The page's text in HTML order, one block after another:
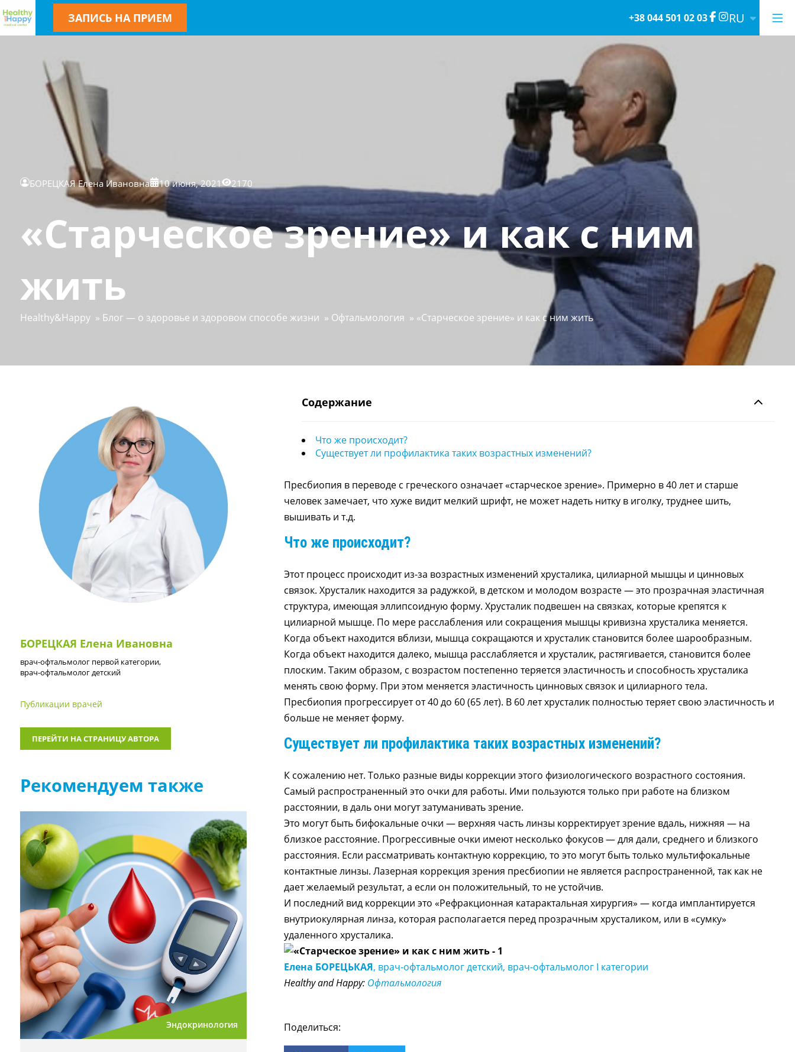
ЗАПИСЬ НА ПРИЕМ +38 044 501 02 03 RU
БОРЕЦКАЯ Елена Ивановна 10 июня, 2021 2170
«Старческое зрение» и как с ним
жить
Healthy&Happy » Блог — о здоровье и здоровом способе жизни » Офтальмология » «Старческое зрение» и как с ним жить
БОРЕЦКАЯ Елена Ивановна
врач-офтальмолог первой категории,
врач-офтальмолог детский
Публикации врачей
ПЕРЕЙТИ НА СТРАНИЦУ АВТОРА
Рекомендуем также
Эндокринология
Содержание
Что же происходит?
Существует ли профилактика таких возрастных изменений?
Пресбиопия в переводе с греческого означает «старческое зрение». Примерно в 40 лет и старше
человек замечает, что хуже видит мелкий шрифт, не может надеть нитку в иголку, труднее шить,
вышивать и т.д.
Что же происходит?
Этот процесс происходит из-за возрастных изменений хрусталика, цилиарной мышцы и цинновых
связок. Хрусталик находится за радужкой, в детском и молодом возрасте — это прозрачная эластичная
структура, имеющая эллипсоидную форму. Хрусталик подвешен на связках, которые крепятся к
цилиарной мышце. По мере расслабления или сокращения мышцы кривизна хрусталика меняется.
Когда объект находится вблизи, мышца сокращаются и хрусталик становится более шарообразным.
Когда объект находится далеко, мышца расслабляется и хрусталик, растягивается, становится более
плоским. Таким образом, с возрастом постепенно теряется эластичность и способность хрусталика
менять свою форму. При этом меняется эластичность цинновых связок и цилиарного тела.
Пресбиопия прогрессирует от 40 до 60 (65 лет). В 60 лет хрусталик полностью теряет свою эластичность и
больше не меняет форму.
Существует ли профилактика таких возрастных изменений?
К сожалению нет. Только разные виды коррекции этого физиологического возрастного состояния.
Самый распространенный это очки для работы. Ими пользуются только при работе на близком
расстоянии, в даль они могут затуманивать зрение.
Это могут быть бифокальные очки — верхняя часть линзы корректирует зрение вдаль, нижняя — на
близкое расстояние. Прогрессивные очки имеют несколько фокусов — для дали, среднего и близкого
расстояния. Если рассматривать контактную коррекцию, то это могут быть только мультифокальные
контактные линзы. Лазерная коррекция зрения пресбиопии не является распространенной, так как не
дает желаемый результат, а если он положительный, то не устойчив.
И последний вид коррекции это «Рефракционная катарактальная хирургия» — когда имплантируется
внутриокулярная линза, которая располагается перед прозрачным хрусталиком, или в «сумку»
удаленного хрусталика.
Елена БОРЕЦЬКАЯ, врач-офтальмолог детский, врач-офтальмолог І категории
Healthy and Happy: Офтальмология
Поделиться: